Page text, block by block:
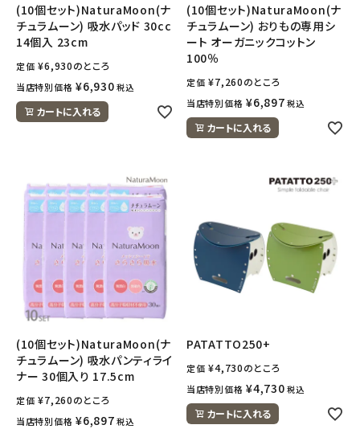
(10個セット)NaturaMoon(ナ
チュラムーン) 吸水パッド 30cc
14個入 23cm
定価 ¥6,930のところ
当店特別価格 ¥6,930 税込
カートに入れる
(10個セット)NaturaMoon(ナ
チュラムーン) おりもの専用シ
ート オーガニックコットン
100％
定価 ¥7,260のところ
当店特別価格 ¥6,897 税込
カートに入れる
(10個セット)NaturaMoon(ナ
チュラムーン) 吸水パンティライ
ナー 30個入り 17.5cm
定価 ¥7,260のところ
当店特別価格 ¥6,897 税込
PATATTO250+
定価 ¥4,730のところ
当店特別価格 ¥4,730 税込
カートに入れる